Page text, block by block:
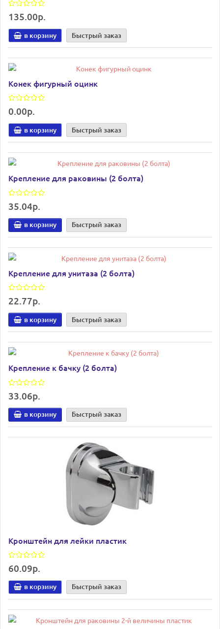
135.00р.
в корзину Быстрый заказ
Конек фигурный оцинк
0.00р.
в корзину Быстрый заказ
Крепление для раковины (2 болта)
35.04р.
в корзину Быстрый заказ
Крепление для унитаза (2 болта)
22.77р.
в корзину Быстрый заказ
Крепление к бачку (2 болта)
33.06р.
в корзину Быстрый заказ
Кронштейн для лейки пластик
60.09р.
в корзину Быстрый заказ